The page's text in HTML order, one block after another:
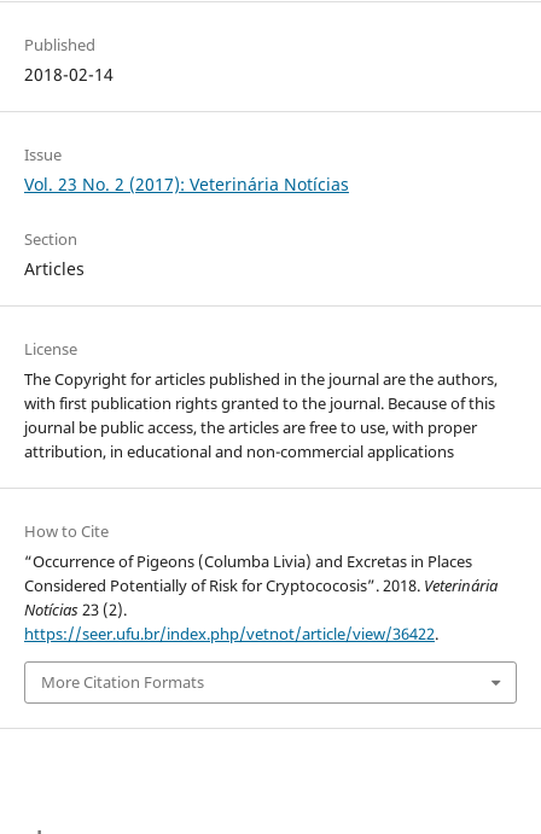
Published
2018-02-14
Issue
Vol. 23 No. 2 (2017): Veterinária Notícias
Section
Articles
License
The Copyright for articles published in the journal are the authors,
with first publication rights granted to the journal. Because of this
journal be public access, the articles are free to use, with proper
attribution, in educational and non-commercial applications
How to Cite
“Occurrence of Pigeons (Columba Livia) and Excretas in Places
Considered Potentially of Risk for Cryptococosis”. 2018. Veterinária
Notícias23 (2).
https://seer.ufu.br/index.php/vetnot/article/view/36422.
More Citation Formats